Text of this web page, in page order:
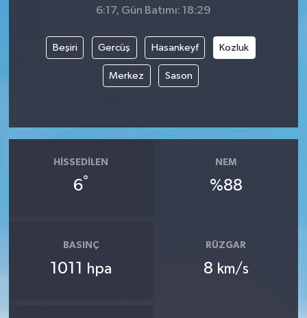
6:17, Gün Batımı: 18:29
Beşiri Gercüş Hasankeyf Kozluk
Merkez Sason
HISSEDILEN
6°
NEM
%88
BASINÇ
1011 hpa
RÜZGAR
8 km/s